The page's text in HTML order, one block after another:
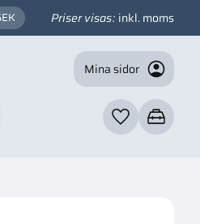
Priser visas inkl. moms
Mina sidor
Favoriter
Kundvagn